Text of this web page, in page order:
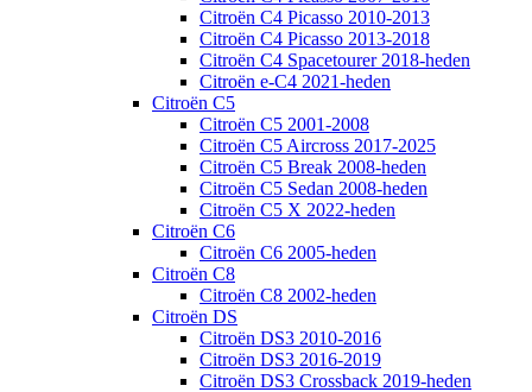
Citroën C4 Picasso 2010-2013
Citroën C4 Picasso 2013-2018
Citroën C4 Spacetourer 2018-heden
Citroën e-C4 2021-heden
Citroën C5
Citroën C5 2001-2008
Citroën C5 Aircross 2017-2025
Citroën C5 Break 2008-heden
Citroën C5 Sedan 2008-heden
Citroën C5 X 2022-heden
Citroën C6
Citroën C6 2005-heden
Citroën C8
Citroën C8 2002-heden
Citroën DS
Citroën DS3 2010-2016
Citroën DS3 2016-2019
Citroën DS3 Crossback 2019-heden